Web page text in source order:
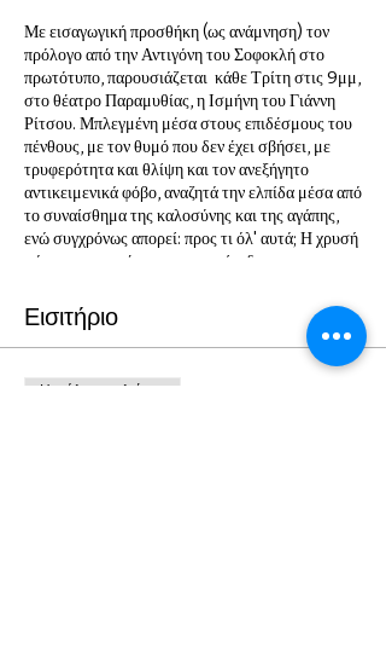
Με εισαγωγική προσθήκη (ως ανάμνηση) τον
πρόλογο από την Αντιγόνη του Σοφοκλή στο
πρωτότυπο, παρουσιάζεται κάθε Τρίτη στις 9μμ,
στο θέατρο Παραμυθίας, η Ισμήνη του Γιάννη
Ρίτσου. Μπλεγμένη μέσα στους επιδέσμους του
πένθους, με τον θυμό που δεν έχει σβήσει, με
τρυφερότητα και θλίψη και τον ανεξήγητο
αντικειμενικά φόβο, αναζητά την ελπίδα μέσα από
το συναίσθημα της καλοσύνης και της αγάπης,
ενώ συγχρόνως απορεί: προς τι όλ' αυτά; Η χρυσή
μάσκα και το πέρασμα στο επίπεδο της
ανάμνηση, το βίωμα "είδα την αδελφή μου στην
αυλή τα χαράματα σημαδεμένη από την μοίρα,
κατάχλωμη. Τα χέρια της, το φόρεμα της, τα
μαλλιά της όλο χώματα..." Ζει; Και πώς; Μετά από
Εισιτήριο
Η πώληση τελείωσε